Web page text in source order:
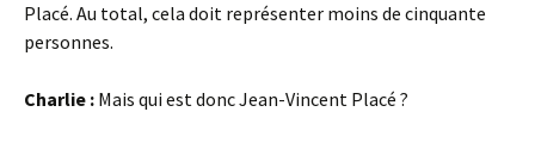
Placé. Au total, cela doit représenter moins de cinquante
personnes.
Charlie : Mais qui est donc Jean-Vincent Placé ?